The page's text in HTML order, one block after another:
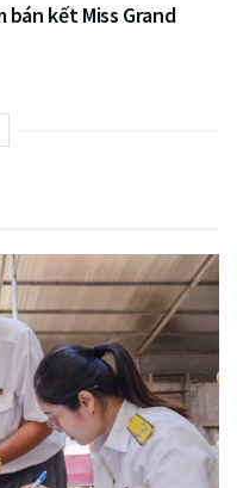
bán kết Miss Grand